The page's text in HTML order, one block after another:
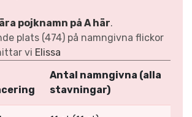
pojknamn på A här.
plats (474) på namngivna flickor
vi Elissa
Antal namngivna (alla
stavningar)